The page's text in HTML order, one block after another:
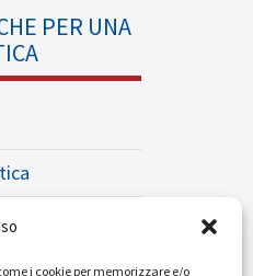
i cookie per memorizzare e/o
PER UNA